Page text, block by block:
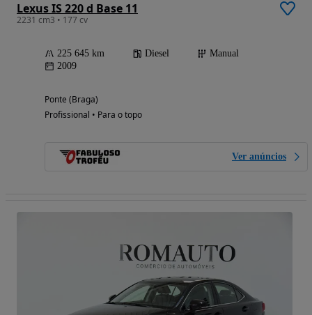
Lexus IS 220 d Base 11
2231 cm3 • 177 cv
225 645 km Diesel
Manual
2009
Ponte (Braga)
Profissional • Para o topo
Ver anúncios